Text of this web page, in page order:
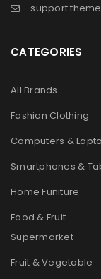
CATEGORIES
All Brands
Fashion Clothing
Computers &
Smartphones &
Home Funiture
Food & Fruit
Supermarket
Fruit & Vegetable